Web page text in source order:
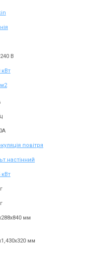
В
кВт
повітря
настінний
кВт
мм
мм